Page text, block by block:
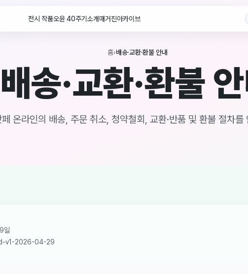
전시 작품오윤 40주기 소개매거진아카이브
홈›배송·교환·환불 안내
배송·교환·환불
온라인의 배송, 주문 취소, 청약철회, 교환·반품 및 환불 절차를
일
v1-2026-04-29